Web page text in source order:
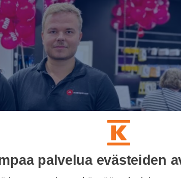
palvelua evästeiden